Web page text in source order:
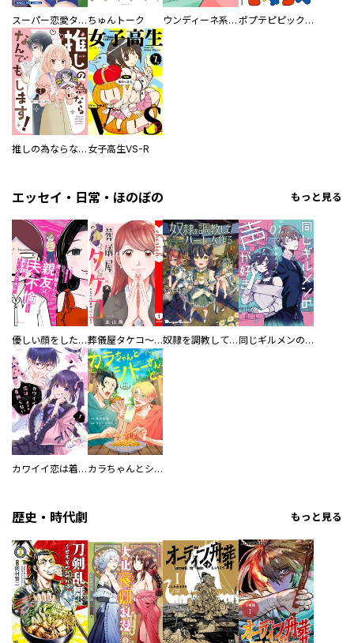
スーパー恋愛タイム！～現場でドＳな彼女は自宅でデレる～ ちゅんトーク ウンディーネ系彼氏 ポプテピピック SEASON EIGHT
推しの為ならなんでもします！ 女子高生VS-R
エッセイ・日常・ほのぼの もっと見る
優しい顔をした親友は、夫と不倫して私の家に入り込んできた。 葬儀屋タケコ～あなたの最期、叶えます【電子単行本版】 奴隷を調教してハーレム作る 同じギルメンの声が好き
カワイイ恋は着飾らない カラちゃんとシトーさんと、 【分冊版】
歴史・時代劇 もっと見る